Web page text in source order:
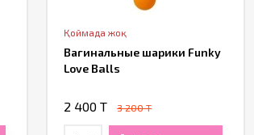
Қоймада жоқ
Вагинальные шарики Funky
Love Balls
2 400 T 3 200 T